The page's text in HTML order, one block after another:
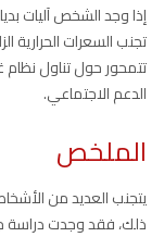
إذا وجد الشخص آليات
تجنب السعرات الحرارية
تتمحور حول تناول
الدعم الاجتماعي.
الملخص
يتجنب العديد من
ذلك، فقد وجدت دراسة